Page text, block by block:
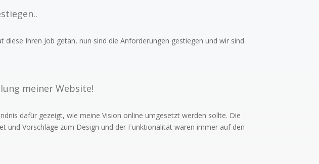
Ihren Job getan, nun sind die Anforderungen gestiegen und wir sind
meiner Website!
dafür gezeigt, wie meine Vision online umgesetzt werden sollte. Die
Vorschläge zum Design und der Funktionalität waren immer auf den